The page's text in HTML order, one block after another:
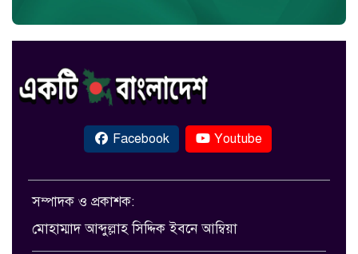
Facebook Youtube
সম্পাদক ও প্রকাশক:
মোহাম্মাদ আব্দুল্লাহ সিদ্দিক ইবনে আম্বিয়া